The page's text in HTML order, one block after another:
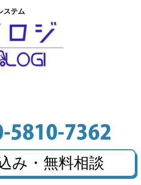
ステム
み・無料相談